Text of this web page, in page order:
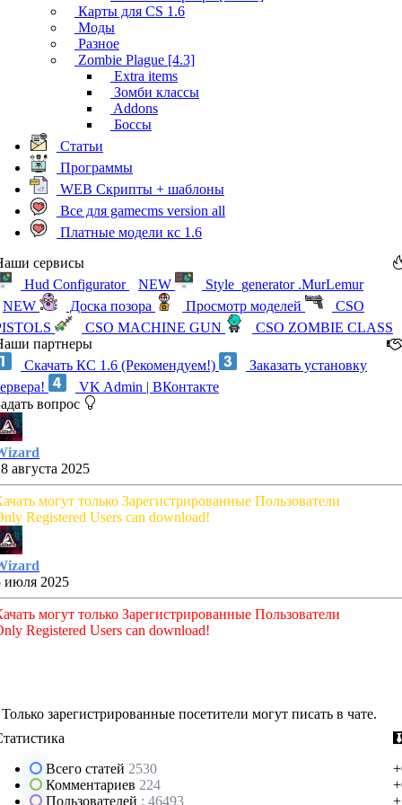
Карты для CS 1.6
Моды
Разное
Zombie Plague [4.3]
Extra items
Зомби классы
Addons
Боссы
Статьи
Программы
WEB Скрипты + шаблоны
Все для gamecms version all
Платные модели кс 1.6
сервисы
Hud Configurator
NEW
Style_generator .MurLemur
NEW
Доска позора Просмотр моделей
CSO
CSO MACHINE GUN
CSO ZOMBIE CLASS
партнеры
Скачать КС 1.6 (Рекомендуем!)
Заказать установку
VK Admin | ВКонтакте
вопрос
августа 2025
могут только Зарегистрированные Пользователи
Registered Users can download!
июля 2025
могут только Зарегистрированные Пользователи
Registered Users can download!
Только зарегистрированные посетители могут писать в чате.
Всего статей 2530
Комментариев 224
Пользователей : 46493